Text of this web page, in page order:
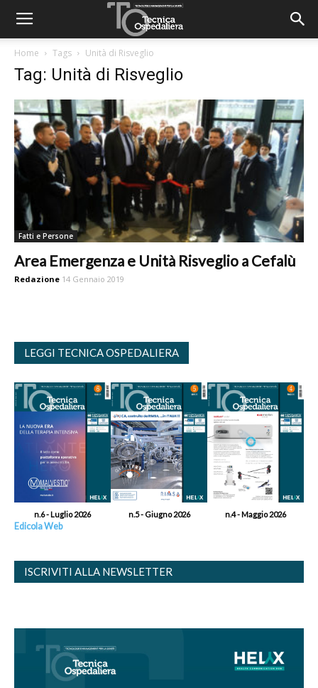
Home Tags Unità di Risveglio
Tag: Unità di Risveglio
Fatti e Persone
Area Emergenza e Unità Risveglio a Cefalù
Redazione 14 Gennaio 2019
LEGGI TECNICA OSPEDALIERA
n.6 - Luglio 2026 n.5 - Giugno 2026 n.4 - Maggio 2026
Edicola Web
ISCRIVITI ALLA NEWSLETTER